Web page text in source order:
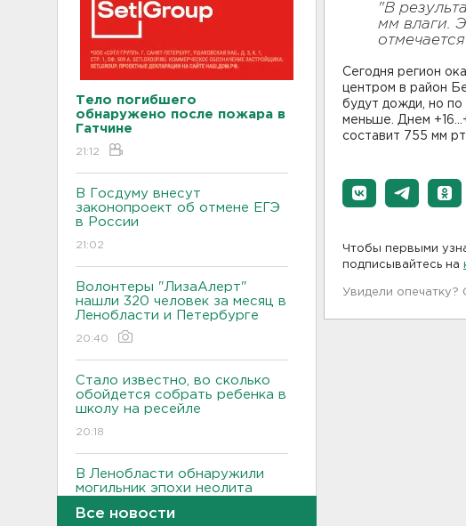
Тело погибшего
обнаружено после пожара в
Гатчине
21:12
В Госдуму внесут
законопроект об отмене ЕГЭ
в России
21:02
Волонтеры "ЛизаАлерт"
нашли 320 человек за месяц в
Ленобласти и Петербурге
20:40
Стало известно, во сколько
обойдется собрать ребенка в
школу на ресейле
20:18
В Ленобласти обнаружили
могильник эпохи неолита
19:55
Все новости
"В
мм влаги.
Сегодня регион
центром в район
будут дожди, но
меньше. Днем
составит 755 мм
Чтобы первыми
подписывайтесь на
Увидели